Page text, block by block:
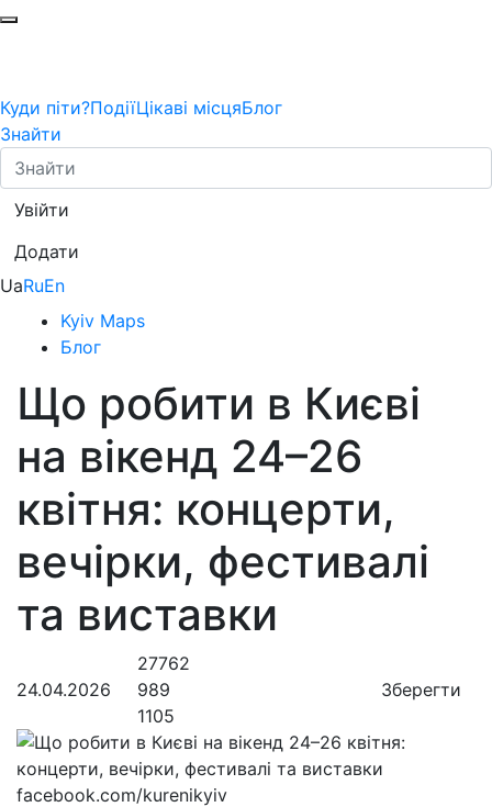
Куди піти?ПодіїЦікаві місцяБлог
Знайти
Увійти
Додати
UaRuEn
Kyiv Maps
Блог
Що робити в Києві
на вікенд 24–26
квітня: концерти,
вечірки, фестивалі
та виставки
24.04.2026
27762
989
1105
Зберегти
facebook.com/kurenikyiv